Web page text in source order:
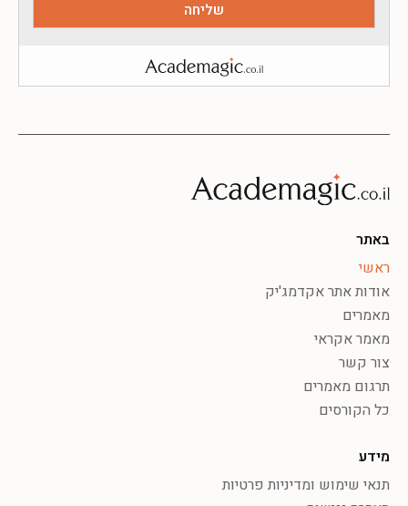
באתר
ראשי
אודות אתר אקדמג'יק
מאמרים
מאמר אקראי
צור קשר
תרגום מאמרים
כל הקורסים
מידע
תנאי שימוש ומדיניות פרטיות